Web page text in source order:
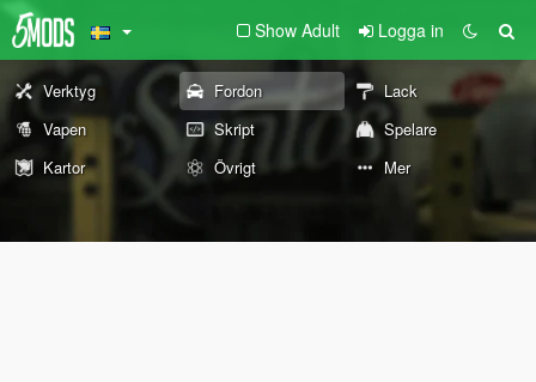
Show Adult Logga in
Verktyg Fordon
Lack
Vapen
Skript
Spelare
Kartor
Övrigt Mer